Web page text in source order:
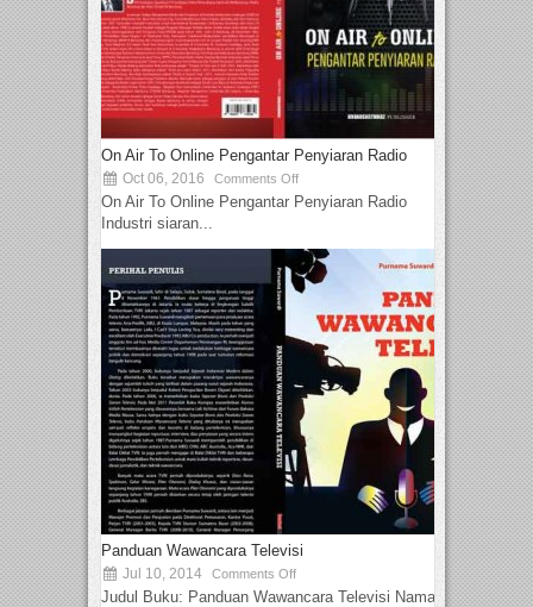
On Air To Online Pengantar Penyiaran Radio
Oct 06, 2016 Comments Off
On Air To Online Pengantar Penyiaran Radio
Industri siaran...
Panduan Wawancara Televisi
Jul 10, 2014 Comments Off
Judul Buku: Panduan Wawancara Televisi Nama